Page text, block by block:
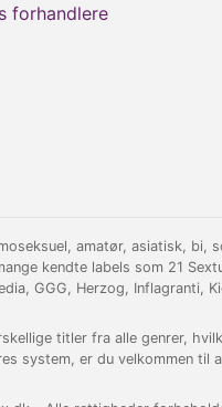
forhandlere
amatør, asiatisk,
kendte labels som 21
GGG, Herzog, Inflagranti,
titler fra alle genrer,
system, er du velkommen til